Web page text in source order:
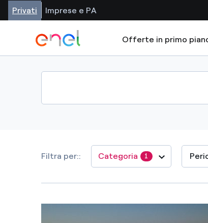
Privati Imprese e PA
Offerte in primo
Filtra per: Categoria 1
Da